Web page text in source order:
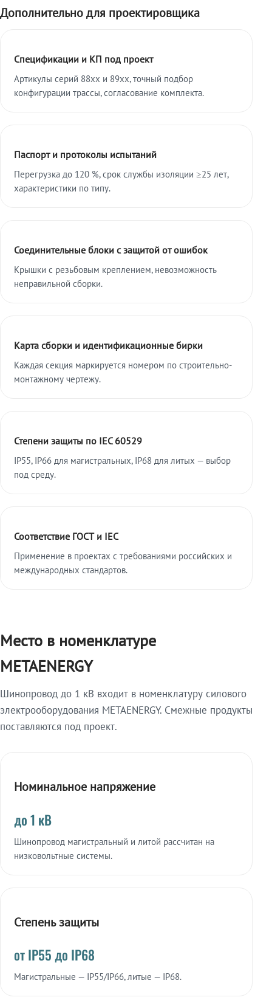
Дополнительно для проектировщика
Спецификации и КП под проект
Артикулы серий 88xx и 89xx, точный подбор
конфигурации трассы, согласование комплекта.
Паспорт и протоколы испытаний
Перегрузка до 120 %, срок службы изоляции ≥25 лет,
характеристики по типу.
Соединительные блоки с защитой от ошибок
Крышки с резьбовым креплением, невозможность
неправильной сборки.
Карта сборки и идентификационные бирки
Каждая секция маркируется номером по строительно-
монтажному чертежу.
Степени защиты по IEC 60529
IP55, IP66 для магистральных, IP68 для литых — выбор
под среду.
Соответствие ГОСТ и IEC
Применение в проектах с требованиями российских и
международных стандартов.
Место в номенклатуре
METAENERGY
Шинопровод до 1 кВ входит в номенклатуру силового
электрооборудования METAENERGY. Смежные продукты
поставляются под проект.
Номинальное напряжение
до 1 кВ
Шинопровод магистральный и литой рассчитан на
низковольтные системы.
Степень защиты
от IP55 до IP68
Магистральные — IP55/IP66, литые — IP68.